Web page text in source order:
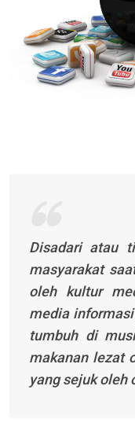
Disadari atau
masyarakat
oleh kultur
media
tumbuh di
makanan lezat
yang sejuk oleh